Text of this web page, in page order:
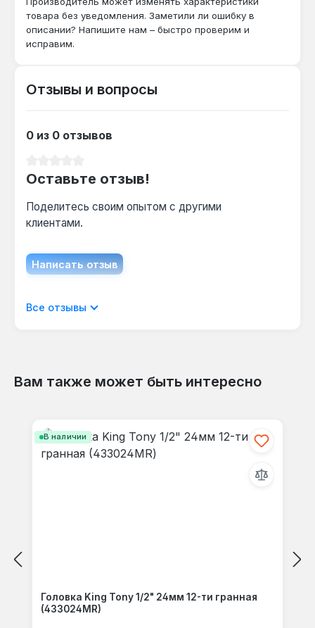
Подходит ли для двигателей с глубокими
свечными колодцами?
50 мм, где стандартные головки не достают
Нет — головка предназначена для ручного
использование с ударным гайковертом
может повредить шестигранный профиль.
товара без уведомления. Заметили ли ошибку в
описании? Напишите нам – быстро проверим и
исправим.
Отзывы и вопросы
0 из 0 отзывов
Оставьте отзыв!
Поделитесь своим опытом с другими
клиентами.
Написать отзыв
Отображать отзывы только на текущем
Все отзывы
Вам также может быть интересно
В наличии
Головка King Tony 1/2" 24мм 12-ти гранная
(433024MR)